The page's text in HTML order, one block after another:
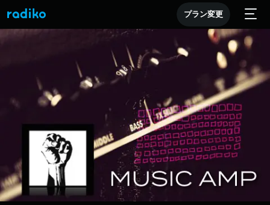
プラン変更